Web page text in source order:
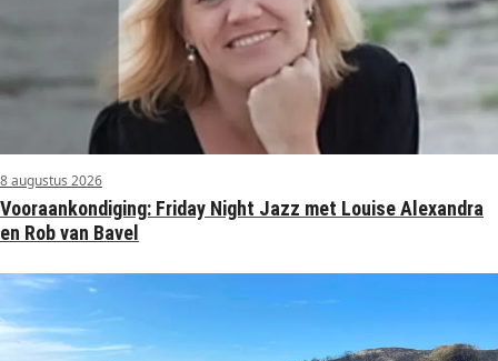
8 augustus 2026
Vooraankondiging: Friday Night Jazz met Louise Alexandra
en Rob van Bavel